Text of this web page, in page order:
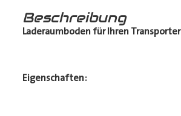
Beschreibung
Laderaumboden für Ihren Transporter
Eigenschaften: